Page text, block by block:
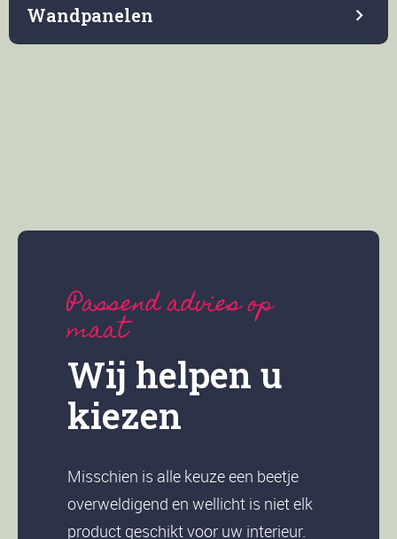
Wandpanelen
Passend advies op
maat
Wij helpen u
kiezen
Misschien is alle keuze een beetje
overweldigend en wellicht is niet elk
product geschikt voor uw interieur.